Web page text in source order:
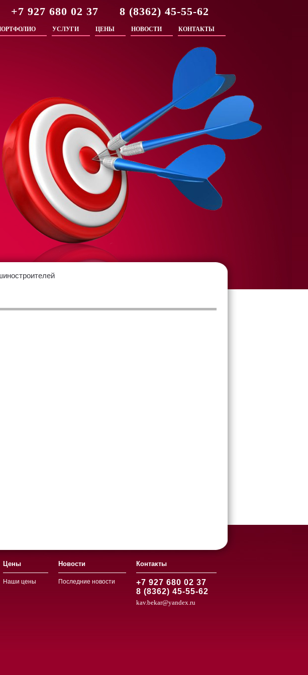
+7 927 680 02 37 8 (8362) 45-55-62
УСЛУГИ ЦЕНЫ НОВОСТИ КОНТАКТЫ
Цены
Наши цены
Новости
Последние новости
Контакты
+7 927 680 02 37
8 (8362) 45-55-62
kav.bekar@yandex.ru